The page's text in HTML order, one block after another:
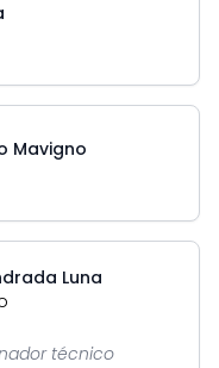
Mavigno
Luna
técnico